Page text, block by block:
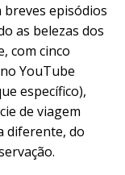
breves episódios
as belezas dos
com cinco
YouTube
específico),
de viagem
diferente, do